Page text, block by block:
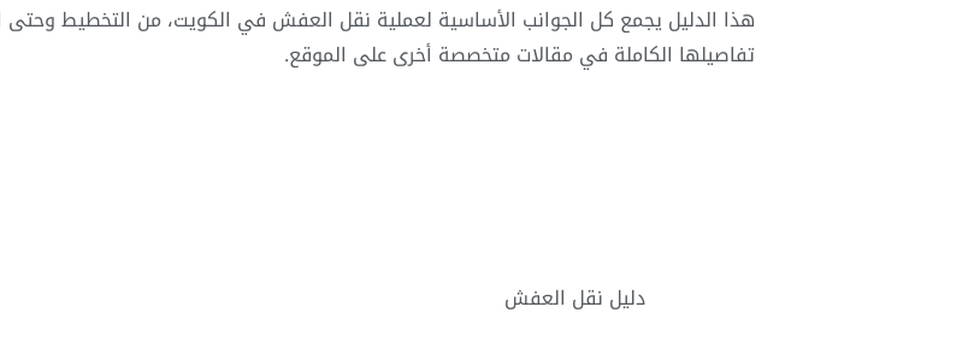
هذا الدليل يجمع كل الجوانب الأساسية لعملية نقل العفش في الكويت، من التخطيط
تفاصيلها الكاملة في مقالات متخصصة أخرى على الموقع.
دليل نقل العفش